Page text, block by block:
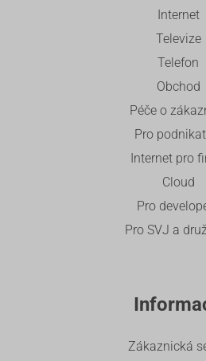
Internet
Televize
Telefon
Obchod
Péče o
Pro
Internet pro
Cloud
Pro
Pro SVJ a
Zákaznická